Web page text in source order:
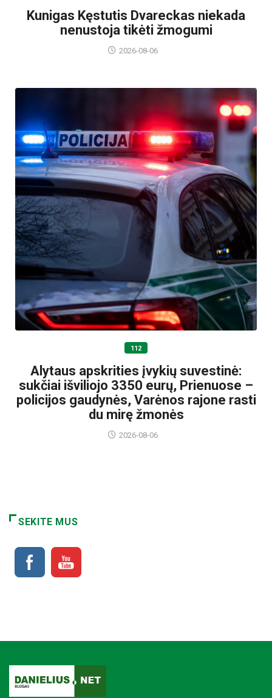
Kunigas Kęstutis Dvareckas niekada
nenustoja tikėti žmogumi
2026-08-06
112
Alytaus apskrities įvykių suvestinė:
sukčiai išviliojo 3350 eurų, Prienuose –
policijos gaudynės, Varėnos rajone rasti
du mirę žmonės
2026-08-06
SEKITE MUS